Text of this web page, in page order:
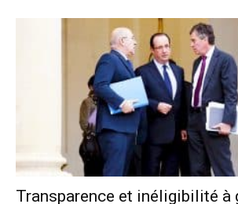
Transparence et inéligibilité à